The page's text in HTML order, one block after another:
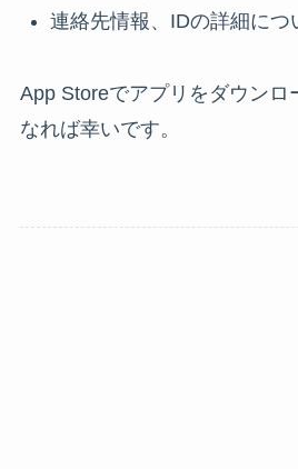
連絡先情報、IDの詳細につ
App Storeでアプリをダウンロ
なれば幸いです。